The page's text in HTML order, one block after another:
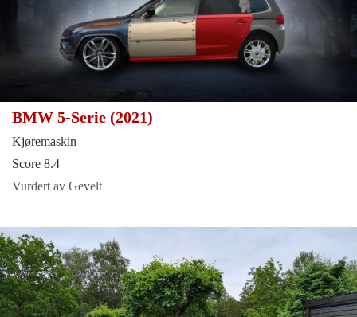
BMW 5-Serie (2021)
Kjøremaskin
Score 8.4
Vurdert av Gevelt